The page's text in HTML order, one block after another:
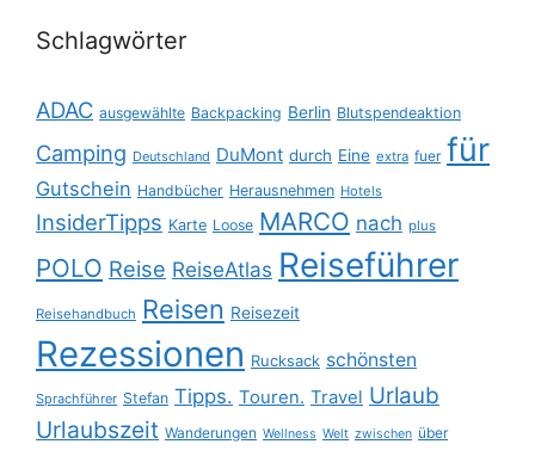
Schlagwörter
ADAC ausgewählte Backpacking Berlin Blutspendeaktion
Camping Deutschland DuMont durch Eine extra fuer für
Gutschein Handbücher Herausnehmen Hotels
InsiderTipps Karte Loose MARCO nach plus
POLO Reise ReiseAtlas Reiseführer
Reisehandbuch Reisen Reisezeit
Rezessionen Rucksack schönsten
Sprachführer Stefan Tipps. Touren. Travel Urlaub
Urlaubszeit Wanderungen Wellness Welt zwischen über